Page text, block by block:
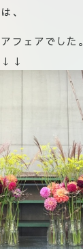
、
フェアでした。
↓↓
EN